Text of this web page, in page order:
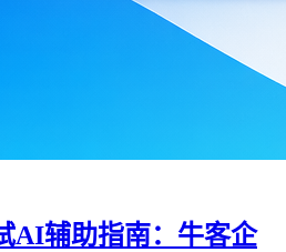
AI辅助指南：牛客企